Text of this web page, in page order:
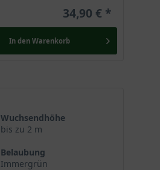
34,90 €
In den Warenkorb
Wuchsendhöhe
bis zu 2 m
Belaubung
Immergrün